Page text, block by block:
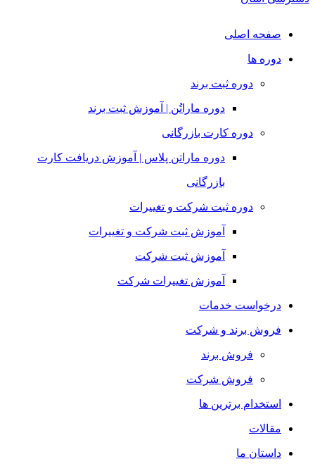
صفحه اصلی
دوره ها
دوره ثبت برند
دوره ماراتُن | آموزش ثبت برند
دوره کارت بازرگانی
دوره ماراتن پلاس | آموزش دریافت کارت
بازرگانی
دوره ثبت شرکت و تغییرات
آموزش ثبت شرکت و تغییرات
آموزش ثبت شرکت
آموزش تغییرات شرکت
درخواست خدمات
فروش برند و شرکت
فروش برند
فروش شرکت
استخدام برترین ها
مقالات
داستان ما